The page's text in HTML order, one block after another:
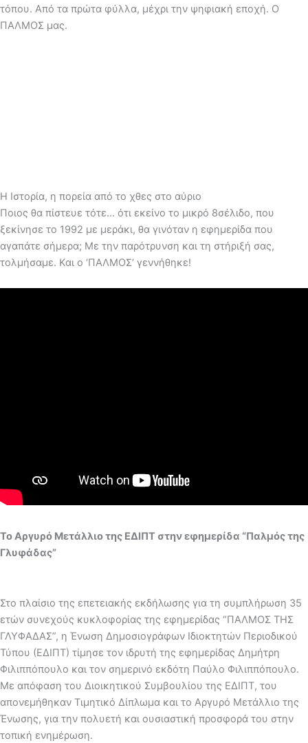
τόπου. Από τα πρώτα φύλλα, μέχρι την ψηφιακή εποχή. Ο
ΠΑΛΜΟΣ μας.
Η Ιστορία, η πορεία από το χθες στο αύριο
Ποιος θα πίστευε τότε… ότι εκείνο το μικρό 8σέλιδο, που
ξεκίνησε το 1992 με μεράκι, θα γινόταν η εφημερίδα που
αγαπάτε σήμερα; Με την παρότρυνση και τη στήριξή σας,
τολμήσαμε. Και ο ‘ΠΑΛΜΟΣ’ γεννήθηκε!
Το Αργυρό Μετάλλιο της ΕΔΙΠΤ στην εφημερίδα “Παλμός της
Γλυφάδας”
Στο πλαίσιο της επετειακής εκδήλωσης για τη συμπλήρωση 35
ετών συνεχούς κυκλοφορίας της εφημερίδας “ΠΑΛΜΟΣ ΤΗΣ
ΓΛΥΦΑΔΑΣ”, η Ένωση Δημοσιογράφων Ιδιοκτητών Περιοδικού
Τύπου (ΕΔΙΠΤ) τίμησε τον ιδρυτή της εφημερίδας Δημήτρη
Φιλιππόπουλο και τον σημερινό εκδότη Παύλο Φιλιππόπουλο.
Με απόφαση του Διοικητικού Συμβουλίου της ΕΔΙΠΤ, του
απονεμήθηκαν Τιμητικό Δίπλωμα και το Αργυρό Μετάλλιο της
Ένωσης, για την πολυετή και ουσιαστική προσφορά του στην
τοπική ενημέρωση.